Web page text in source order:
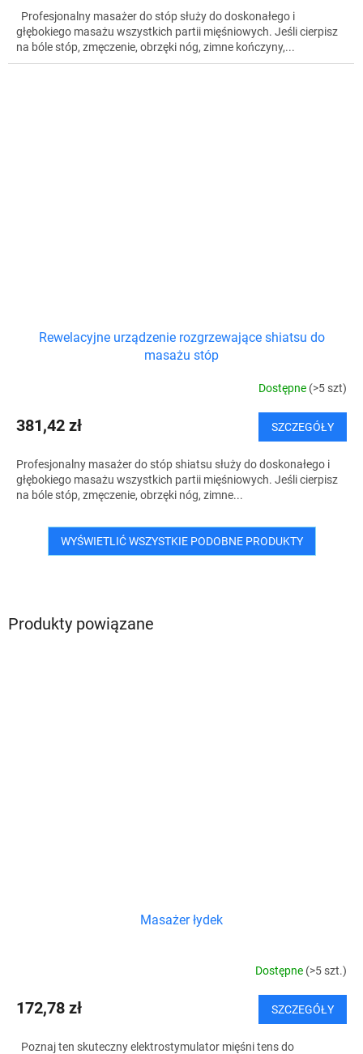
Produkty powiązane
Masażer łydek
Dostępne (>5 szt.)
172,78 zł SZCZEGÓŁY
Poznaj ten skuteczny elektrostymulator mięśni tens do
Profesjonalny masażer do stóp służy do doskonałego i
głębokiego masażu wszystkich partii mięśniowych. Jeśli cierpisz
na bóle stóp, zmęczenie, obrzęki nóg, zimne kończyny,...
Rewelacyjne urządzenie rozgrzewające shiatsu do
masażu stóp
Dostępne (>5 szt)
381,42 zł SZCZEGÓŁY
Profesjonalny masażer do stóp shiatsu służy do doskonałego i
głębokiego masażu wszystkich partii mięśniowych. Jeśli cierpisz
na bóle stóp, zmęczenie, obrzęki nóg, zimne...
WYŚWIETLIĆ WSZYSTKIE PODOBNE PRODUKTY